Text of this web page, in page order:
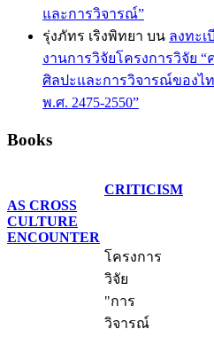
และการวิจารณ์”
รุ่งภัทร เริงพิทยา บน ลงทะเ
งานการวิจัยโครงการวิจัย
ศิลปะและการวิจารณ์ของ
พ.ศ. 2475-2550”
Books
CRITICISM
AS CROSS
CULTURE
ENCOUNTER
โครงการ
วิจัย
"การ
วิจารณ์